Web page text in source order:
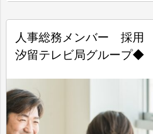
人事総務メンバー 採
汐留テレビ局グループ◆